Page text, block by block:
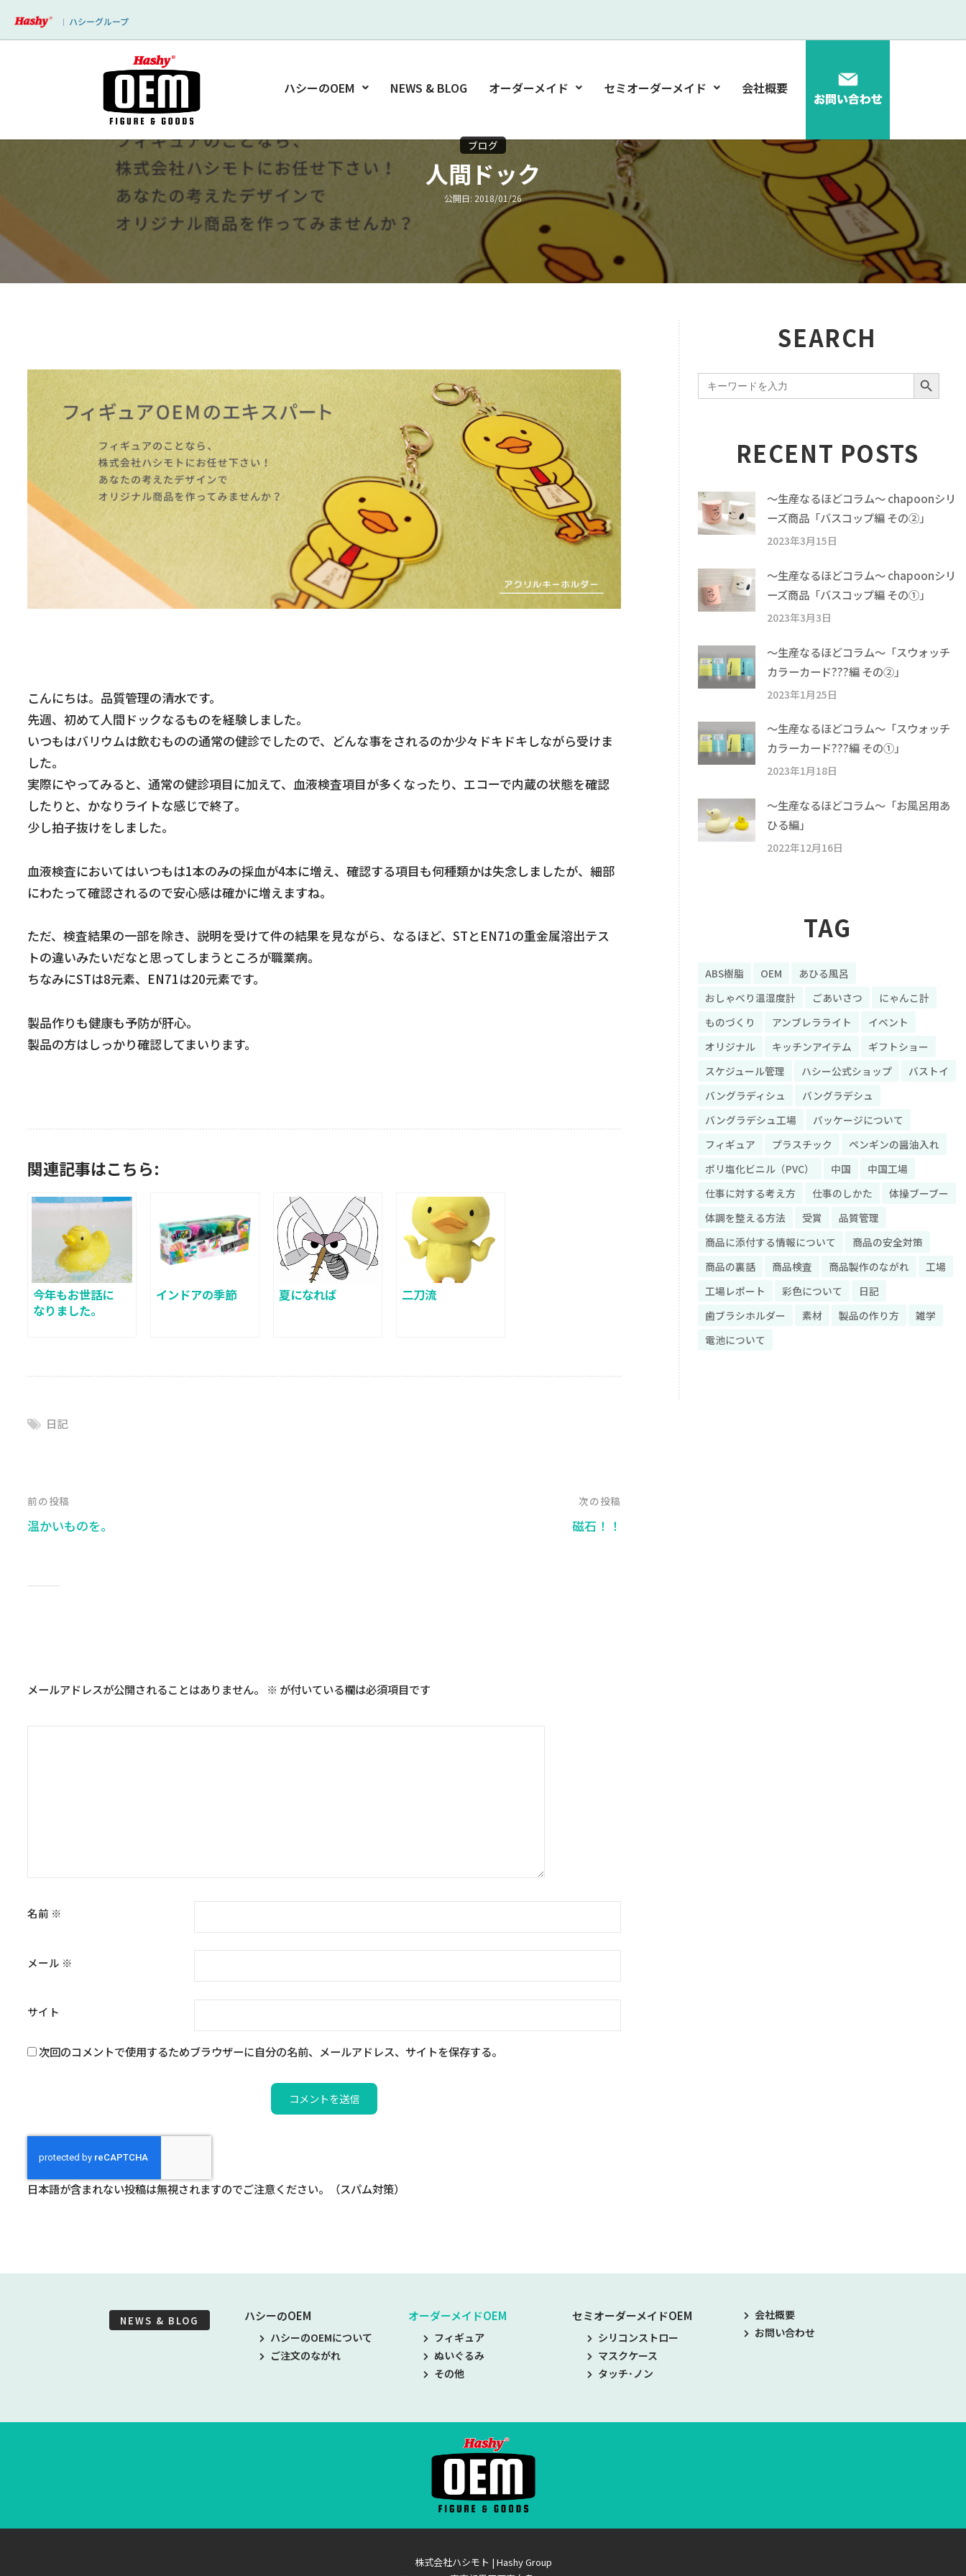
｜ ハシーグループ
ハシーのOEM NEWS & BLOG オーダーメイド セミオーダーメイド 会社概要
ブログ
人間ドック
公開日: 2018/01/26
こんにちは。品質管理の清水です。
先週、初めて人間ドックなるものを経験しました。
いつもはバリウムは飲むものの通常の健診でしたので、どんな事をされるのか少々ドキドキしながら受けま
した。
実際にやってみると、通常の健診項目に加えて、血液検査項目が多くなったり、エコーで内蔵の状態を確認
したりと、かなりライトな感じで終了。
少し拍子抜けをしました。
血液検査においてはいつもは1本のみの採血が4本に増え、確認する項目も何種類かは失念しましたが、細部
にわたって確認されるので安心感は確かに増えますね。
ただ、検査結果の一部を除き、説明を受けて件の結果を見ながら、なるほど、STとEN71の重金属溶出テス
トの違いみたいだなと思ってしまうところが職業病。
ちなみにSTは8元素、EN71は20元素です。
製品作りも健康も予防が肝心。
製品の方はしっかり確認してまいります。
関連記事はこちら:
今年もお世話に
なりました。
インドアの季節 夏になれば 二刀流
日記
前の投稿
温かいものを。
次の投稿
磁石！！
メールアドレスが公開されることはありません。 ※ が付いている欄は必須項目です
名前 ※
メール ※
サイト
次回のコメントで使用するためブラウザーに自分の名前、メールアドレス、サイトを保存する。
日本語が含まれない投稿は無視されますのでご注意ください。（スパム対策）
SEARCH
Search
for:
SEARCH BUTTON
RECENT POSTS
〜生産なるほどコラム〜 chapoonシリ
ーズ商品「バスコップ編 その②」
2023年3月15日
〜生産なるほどコラム〜 chapoonシリ
ーズ商品「バスコップ編 その①」
2023年3月3日
〜生産なるほどコラム〜「スウォッチ
カラーカード???編 その②」
2023年1月25日
〜生産なるほどコラム〜「スウォッチ
カラーカード???編 その①」
2023年1月18日
〜生産なるほどコラム〜「お風呂用あ
ひる編」
2022年12月16日
TAG
ABS樹脂 OEM
あひる風呂
おしゃべり温湿度計
ごあいさつ
にゃんこ計
ものづくり
アンブレラライト
イベント
オリジナル
キッチンアイテム
ギフトショー
スケジュール管理
ハシー公式ショップ
バストイ
バングラディシュ
バングラデシュ
バングラデシュ工場
パッケージについて
フィギュア
プラスチック
ペンギンの醤油入れ
ポリ塩化ビニル（PVC）
中国
中国工場
仕事に対する考え方
仕事のしかた
体操ブーブー
体調を整える方法
受賞
品質管理
商品に添付する情報について
商品の安全対策
商品の裏話
商品検査 商品製作のながれ
工場
工場レポート
彩色について
日記
歯ブラシホルダー
素材 製品の作り方
雑学
電池について
NEWS & BLOG ハシーのOEM
ハシーのOEMについて
ご注文のながれ
オーダーメイドOEM
フィギュア
ぬいぐるみ
その他
セミオーダーメイドOEM
シリコンストロー
マスクケース
タッチ･ノン
会社概要
お問い合わせ
株式会社ハシモト | Hashy Group